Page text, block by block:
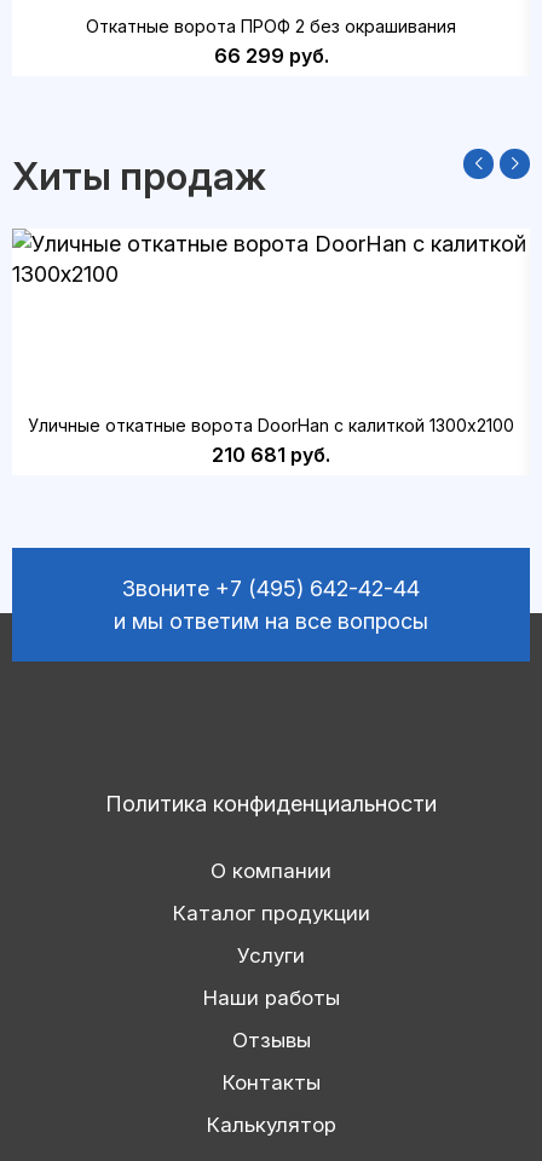
Откатные ворота ПРОФ 2 без окрашивания
66 299 руб.
Хиты продаж
Уличные откатные ворота DoorHan с калиткой 1300х2100
210 681 руб.
Звоните +7 (495) 642-42-44
и мы ответим на все вопросы
Политика конфиденциальности
О компании
Каталог продукции
Услуги
Наши работы
Отзывы
Контакты
Калькулятор